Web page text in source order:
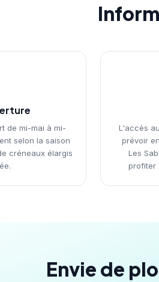
de mi-mai à mi-
selon la saison
créneaux élargis
L'accès
prévoir
Les
profiter
Envie de